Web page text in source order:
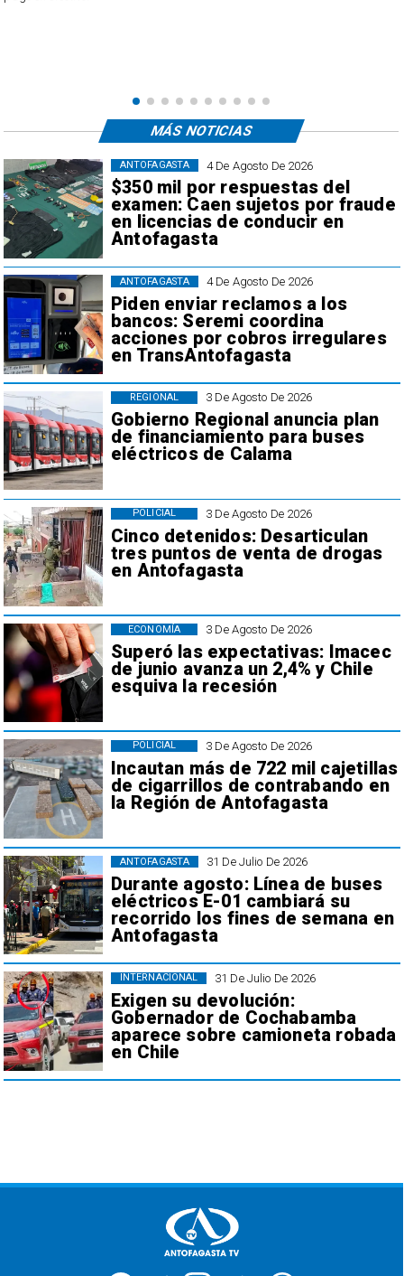
4 De Agosto De 2026
$350 mil por respuestas del
examen: Caen sujetos por fraude
en licencias de conducir en
Antofagasta
ANTOFAGASTA
4 De Agosto De 2026
Piden enviar reclamos a los
bancos: Seremi coordina
acciones por cobros irregulares
en TransAntofagasta
ANTOFAGASTA
3 De Agosto De 2026
Gobierno Regional anuncia plan
de financiamiento para buses
eléctricos de Calama
REGIONAL
3 De Agosto De 2026
Cinco detenidos: Desarticulan
tres puntos de venta de drogas
en Antofagasta
POLICIAL
3 De Agosto De 2026
Superó las expectativas: Imacec
de junio avanza un 2,4% y Chile
esquiva la recesión
ECONOMÍA
3 De Agosto De 2026
Incautan más de 722 mil cajetillas
de cigarrillos de contrabando en
la Región de Antofagasta
POLICIAL
31 De Julio De 2026
Durante agosto: Línea de buses
eléctricos E-01 cambiará su
recorrido los fines de semana en
Antofagasta
ANTOFAGASTA
31 De Julio De 2026
Exigen su devolución:
Gobernador de Cochabamba
aparece sobre camioneta robada
en Chile
INTERNACIONAL
MÁS NOTICIAS